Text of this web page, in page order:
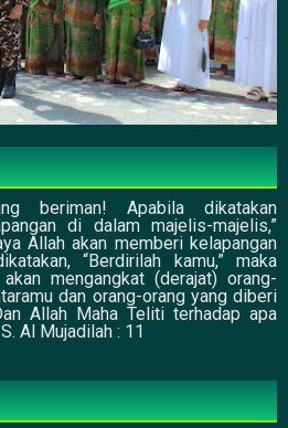
beriman! Apabila dikatakan
di dalam majelis-majelis,”
Allah akan memberi kelapangan
“Berdirilah kamu,” maka
mengangkat (derajat) orang-
dan orang-orang yang diberi
Allah Maha Teliti terhadap apa
Al Mujadilah : 11